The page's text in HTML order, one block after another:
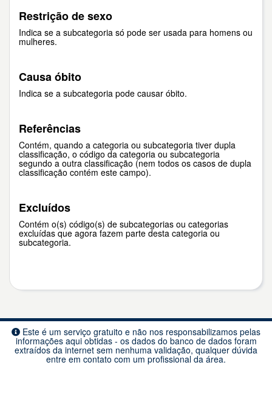
Restrição de sexo
Indica se a subcategoria só pode ser usada para homens ou
mulheres.
Causa óbito
Indica se a subcategoria pode causar óbito.
Referências
Contém, quando a categoria ou subcategoria tiver dupla
classificação, o código da categoria ou subcategoria
segundo a outra classificação (nem todos os casos de dupla
classificação contém este campo).
Excluídos
Contém o(s) código(s) de subcategorias ou categorias
excluídas que agora fazem parte desta categoria ou
subcategoria.
Este é um serviço gratuito e não nos responsabilizamos pelas
informações aqui obtidas - os dados do banco de dados foram
extraídos da internet sem nenhuma validação, qualquer dúvida
entre em contato com um profissional da área.